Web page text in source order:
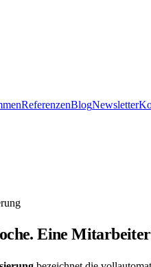
ReferenzenBlogNewsletter
Eine